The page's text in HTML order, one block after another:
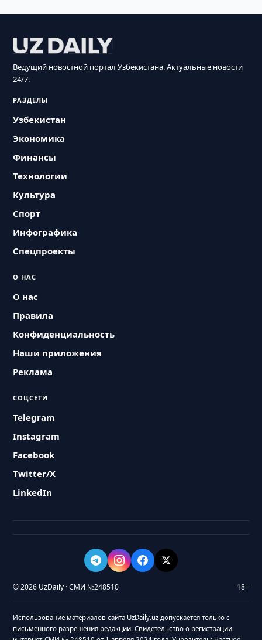
Ведущий новостной портал Узбекистана. Актуальные новости
24/7.
РАЗДЕЛЫ
Узбекистан
Экономика
Финансы
Технологии
Культура
Спорт
Инфографика
Спецпроекты
О НАС
О нас
Правила
Конфиденциальность
Наши приложения
Реклама
СОЦСЕТИ
Telegram
Instagram
Facebook
Twitter/X
LinkedIn
© 2026 UzDaily · СМИ №248510 18+
Использование материалов сайта UzDaily.uz допускается только с
письменного разрешения редакции. Свидетельство о регистрации